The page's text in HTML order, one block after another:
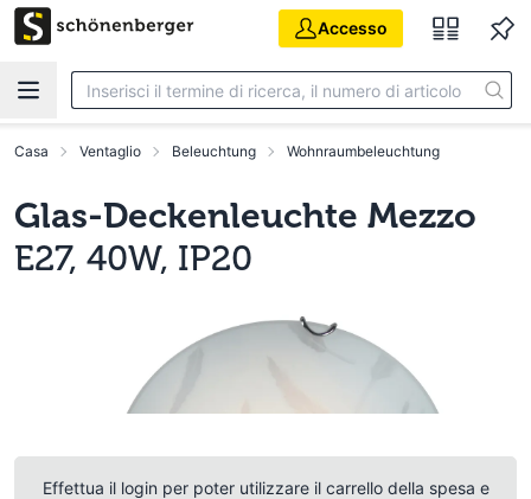
Vai al contenuto principale
Accesso
Casa Ventaglio Beleuchtung Wohnraumbeleuchtung
Glas-Deckenleuchte Mezzo
E27, 40W, IP20
Effettua il login per poter utilizzare il carrello della spesa e